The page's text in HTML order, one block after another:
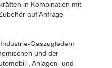
in Kombination mit
auf Anfrage
Gaszugfedern
und der
, Anlagen- und